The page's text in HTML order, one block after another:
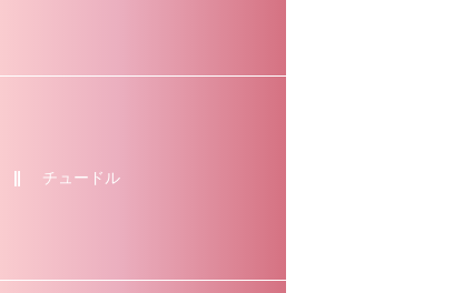
チュードル